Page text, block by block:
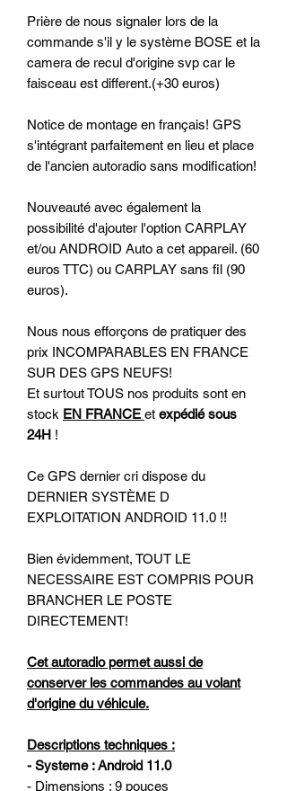
Prière de nous signaler lors de la
commande s'il y le système BOSE et la
camera de recul d'origine svp car le
faisceau est different.(+30 euros)
Notice de montage en français! GPS
s'intégrant parfaitement en lieu et place
de l'ancien autoradio sans modification!
Nouveauté avec également la
possibilité d'ajouter l'option CARPLAY
et/ou ANDROID Auto a cet appareil. (60
euros TTC) ou CARPLAY sans fil (90
euros).
Nous nous efforçons de pratiquer des
prix INCOMPARABLES EN FRANCE
SUR DES GPS NEUFS!
Et surtout TOUS nos produits sont en
stock EN FRANCE et expédié sous
24H !
Ce GPS dernier cri dispose du
DERNIER SYSTÈME D
EXPLOITATION ANDROID 11.0 !!
Bien évidemment, TOUT LE
NECESSAIRE EST COMPRIS POUR
BRANCHER LE POSTE
DIRECTEMENT!
Cet autoradio permet aussi de
conserver les commandes au volant
d'origine du véhicule.
Descriptions techniques :
- Systeme : Android 11.0
- Dimensions : 9 pouces